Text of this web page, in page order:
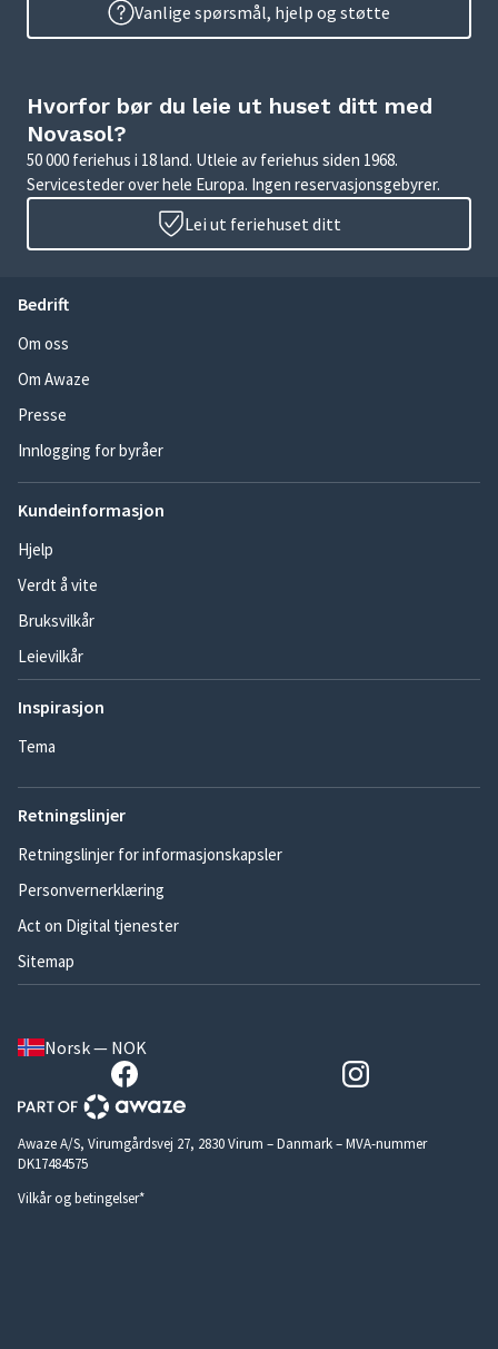
Vanlige spørsmål, hjelp og støtte
Hvorfor bør du leie ut huset ditt med
Novasol?
50 000 feriehus i 18 land. Utleie av feriehus siden 1968.
Servicesteder over hele Europa. Ingen reservasjonsgebyrer.
Lei ut feriehuset ditt
Bedrift
Om oss
Om Awaze
Presse
Innlogging for byråer
Kundeinformasjon
Hjelp
Verdt å vite
Bruksvilkår
Leievilkår
Inspirasjon
Tema
Retningslinjer
Retningslinjer for informasjonskapsler
Personvernerklæring
Act on Digital tjenester
Sitemap
Norsk — NOK
Awaze A/S, Virumgårdsvej 27, 2830 Virum – Danmark – MVA-nummer
DK17484575
Vilkår og betingelser*